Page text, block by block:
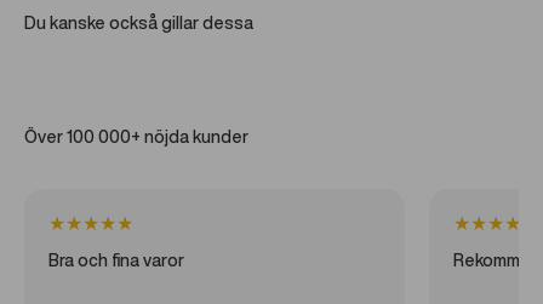
Du kanske också gillar dessa
Över 100 000+ nöjda kunder
★★★★★
Bra och fina varor
★★★★